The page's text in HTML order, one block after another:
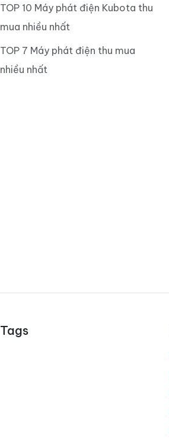
TOP 10 Máy phát điện Kubota thu
mua nhiều nhất
TOP 7 Máy phát điện thu mua
nhiều nhất
Tags